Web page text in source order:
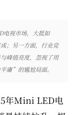
电视市场，大抵如
；另一方面，行业竞
峰值亮度，忽视了用
庸”的尴尬局面。
年Mini LED电